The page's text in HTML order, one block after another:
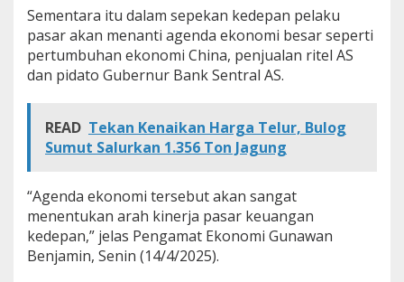
h
i
n
a
a
s
a
e
u
a
n
g
Sementara itu dalam sepekan kedepan pelaku
pasar akan menanti agenda ekonomi besar seperti
pertumbuhan ekonomi China, penjualan ritel AS
dan pidato Gubernur Bank Sentral AS.
READ Tekan Kenaikan Harga Telur, Bulog
Sumut Salurkan 1.356 Ton Jagung
“Agenda ekonomi tersebut akan sangat
menentukan arah kinerja pasar keuangan
kedepan,” jelas Pengamat Ekonomi Gunawan
Benjamin, Senin (14/4/2025).